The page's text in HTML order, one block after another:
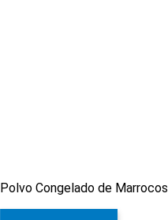
Polvo Congelado de Marrocos